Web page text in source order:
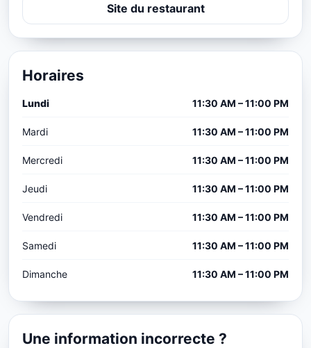
Site du restaurant
Horaires
Lundi 11:30 AM – 11:00 PM
Mardi 11:30 AM – 11:00 PM
Mercredi 11:30 AM – 11:00 PM
Jeudi 11:30 AM – 11:00 PM
Vendredi 11:30 AM – 11:00 PM
Samedi 11:30 AM – 11:00 PM
Dimanche 11:30 AM – 11:00 PM
Une information incorrecte ?